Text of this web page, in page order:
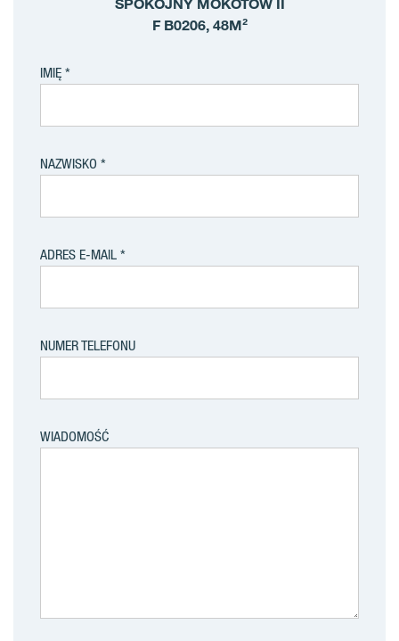
SPOKOJNY MOKOTÓW II
F B0206, 48M²
IMIĘ
NAZWISKO
ADRES E-MAIL
NUMER TELEFONU
WIADOMOŚĆ